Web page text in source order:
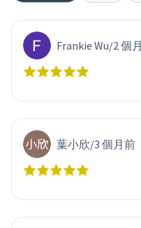
Frankie Wu/2 個
葉小欣/3 個月前